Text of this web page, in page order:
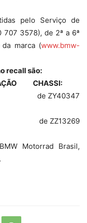
pelo Serviço de
707 3578), de 2ª a 6ª
marca (www.bmw-
recall são:
CHASSI:
de ZY40347
de ZZ13269
Motorrad Brasil,